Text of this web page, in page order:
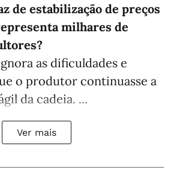
de estabilização de preços
milhares de
as dificuldades e
o produtor continuasse a
da cadeia. ...
Ver mais